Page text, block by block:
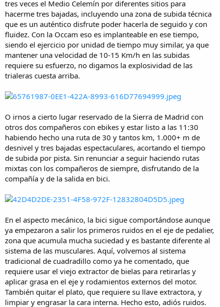
tres veces el Medio Celemín por diferentes sitios para
hacerme tres bajadas, incluyendo una zona de subida técnica
que es un auténtico disfrute poder hacerla de seguido y con
fluidez. Con la Occam eso es implanteable en ese tiempo,
siendo el ejercicio por unidad de tiempo muy similar, ya que
mantener una velocidad de 10-15 Km/h en las subidas
requiere su esfuerzo, no digamos la explosividad de las
trialeras cuesta arriba.
O irnos a cierto lugar reservado de la Sierra de Madrid con
otros dos compañeros con ebikes y estar listo a las 11:30
habiendo hecho una ruta de 30 y tantos km, 1.000+ m de
desnivel y tres bajadas espectaculares, acortando el tiempo
de subida por pista. Sin renunciar a seguir haciendo rutas
mixtas con los compañeros de siempre, disfrutando de la
compañía y de la salida en bici.
En el aspecto mecánico, la bici sigue comportándose aunque
ya empezaron a salir los primeros ruidos en el eje de pedalier,
zona que acumula mucha suciedad y es bastante diferente al
sistema de las musculares. Aquí, volvemos al sistema
tradicional de cuadradillo como ya he comentado, que
requiere usar el viejo extractor de bielas para retirarlas y
aplicar grasa en el eje y rodamientos externos del motor.
También quitar el plato, que requiere su llave extractora, y
limpiar y engrasar la cara interna. Hecho esto, adiós ruidos.